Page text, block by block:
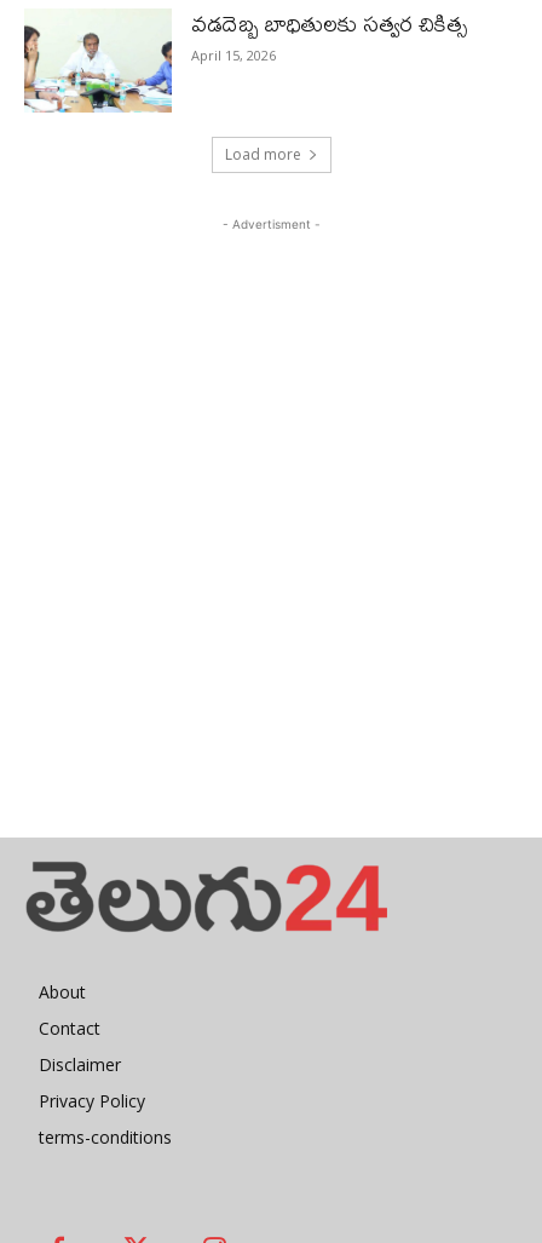
వడదెబ్బ బాధితులకు సత్వర చికిత్స
April 15, 2026
Load more
- Advertisment -
About
Contact
Disclaimer
Privacy Policy
terms-conditions